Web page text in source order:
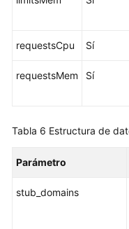
Disk
Allocation
revisiones
Preguntas
requestsCpu Sí
requestsMem Sí
Tabla 6 Estructura de
Parámetro
stub_domains